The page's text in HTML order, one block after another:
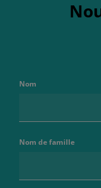
Nom
Nom de famille